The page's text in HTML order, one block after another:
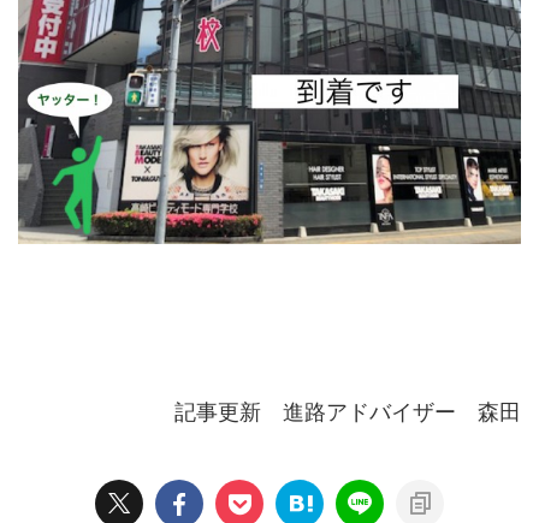
記事更新 進路アドバイザー 森田